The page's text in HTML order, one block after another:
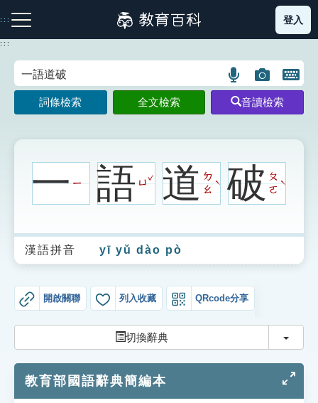
到
主
:::
注音索引圖示 筆畫索引圖示 部首索引表圖示
生字詞彙表
成語故事
索引選單
單字索引
登入
:::
語
言
搜
示
圖
片
搜
示
開
鍵
圖
詞條檢索 全文檢索 音讀檢索
一ㄧ 語ㄩ
ˇ道ㄉ
ㄠ
ˋ 破ㄆ
ㄛ
ˋ
漢語拼音 yī yǔ dào pò
開啟關聯 列入收藏 QRcode分享
切換辭典 切換
教育部國語辭典簡編本